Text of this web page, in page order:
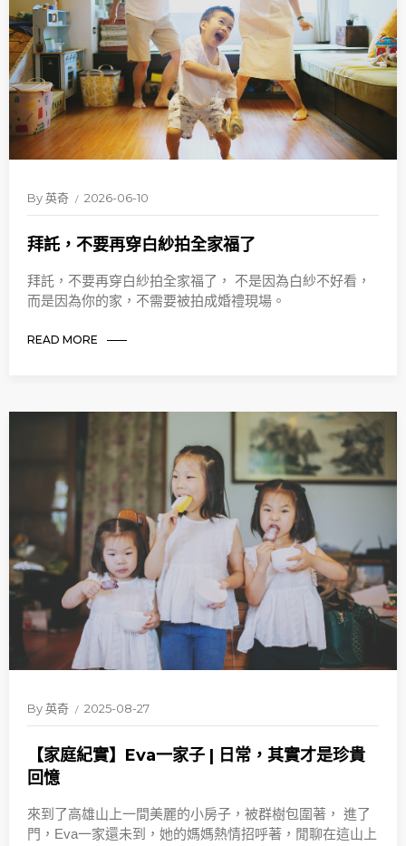
By英奇 2026-06-10
拜託，不要再穿白紗拍全家福了
拜託，不要再穿白紗拍全家福了， 不是因為白紗不好看，
而是因為你的家，不需要被拍成婚禮現場。
READ MORE
By英奇 2025-08-27
【家庭紀實】Eva一家子 | 日常，其實才是珍貴
回憶
來到了高雄山上一間美麗的小房子，被群樹包圍著， 進了
門，Eva一家還未到，她的媽媽熱情招呼著，閒聊在這山上